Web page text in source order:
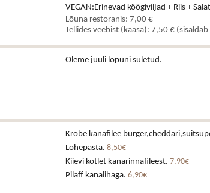
VEGAN:Erinevad köögiviljad + Riis +
Lõuna restoranis: 7,00 €
Tellides veebist (kaasa): 7,50 €
Oleme juuli lõpuni suletud.
Krõbe kanafilee
Lõhepasta. 8,50€
Kiievi kotlet kanarinnafileest. 7,90€
Pilaff kanalihaga. 6,90€